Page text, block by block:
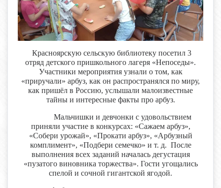
Красноярскую сельскую библиотеку посетил 3
отряд детского пришкольного лагеря «Непоседы».
Участники мероприятия узнали о том, как
«приручали» арбуз, как он распространялся по миру,
как пришёл в Россию, услышали малоизвестные
тайны и интересные факты про арбуз.
Мальчишки и девчонки с удовольствием
приняли участие в конкурсах: «Сажаем арбуз»,
«Собери урожай», «Прокати арбуз», «Арбузный
комплимент», «Подбери семечко» и т. д. После
выполнения всех заданий началась дегустация
«пузатого виновника торжества». Гости угощались
спелой и сочной гигантской ягодой.